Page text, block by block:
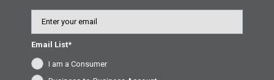
Email List*
I am a Consumer